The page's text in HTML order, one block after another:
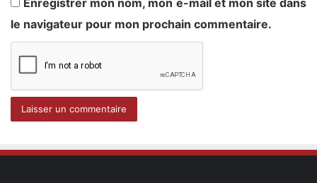
le navigateur pour mon prochain commentaire.